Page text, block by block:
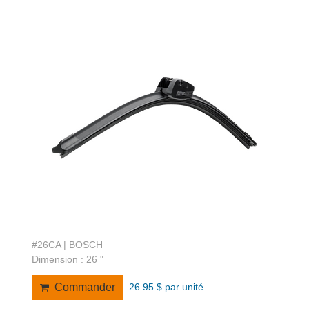
#26CA | BOSCH
Dimension : 26 "
Commander 26.95 $ par unité